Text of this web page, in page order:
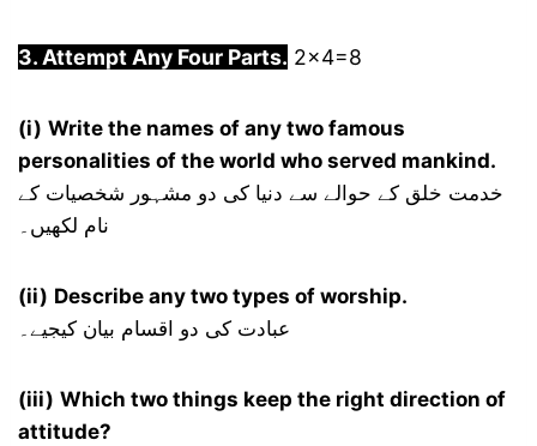
3. Attempt Any Four Parts. 2×4=8
(i) Write the names of any two famous
personalities of the world who served mankind.
خدمت خلق کے حوالے سے دنیا کی دو مشہور شخصیات کے
نام لکھیں۔
(ii) Describe any two types of worship.
عبادت کی دو اقسام بیان کیجیے۔
(iii) Which two things keep the right direction of
attitude?